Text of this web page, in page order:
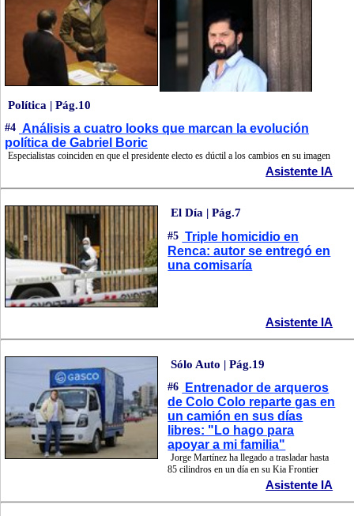
Política | Pág.10
#4 Análisis a cuatro looks que marcan la evolución
política de Gabriel Boric
Especialistas coinciden en que el presidente electo es dúctil a los cambios en su imagen
Asistente IA
El Día | Pág.7
#5 Triple homicidio en
Renca: autor se entregó en
una comisaría
Asistente IA
Sólo Auto | Pág.19
#6
Entrenador de arqueros
de Colo Colo reparte gas en
un camión en sus días
libres: "Lo hago para
apoyar a mi familia"
Jorge Martínez ha llegado a trasladar hasta
85 cilindros en un día en su Kia Frontier
Asistente IA